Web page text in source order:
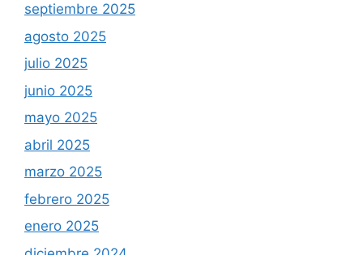
septiembre 2025
agosto 2025
julio 2025
junio 2025
mayo 2025
abril 2025
marzo 2025
febrero 2025
enero 2025